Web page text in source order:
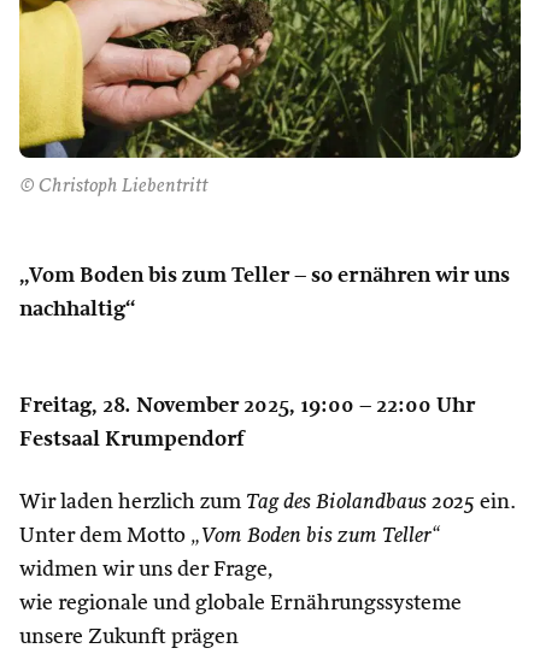
© Christoph Liebentritt
„Vom Boden bis zum Teller – so ernähren wir uns
nachhaltig“
Freitag, 28. November 2025, 19:00 – 22:00 Uhr
Festsaal Krumpendorf
Wir laden herzlich zum Tag des Biolandbaus 2025 ein.
Unter dem Motto „Vom Boden bis zum Teller“
widmen wir uns der Frage,
wie regionale und globale Ernährungssysteme
unsere Zukunft prägen